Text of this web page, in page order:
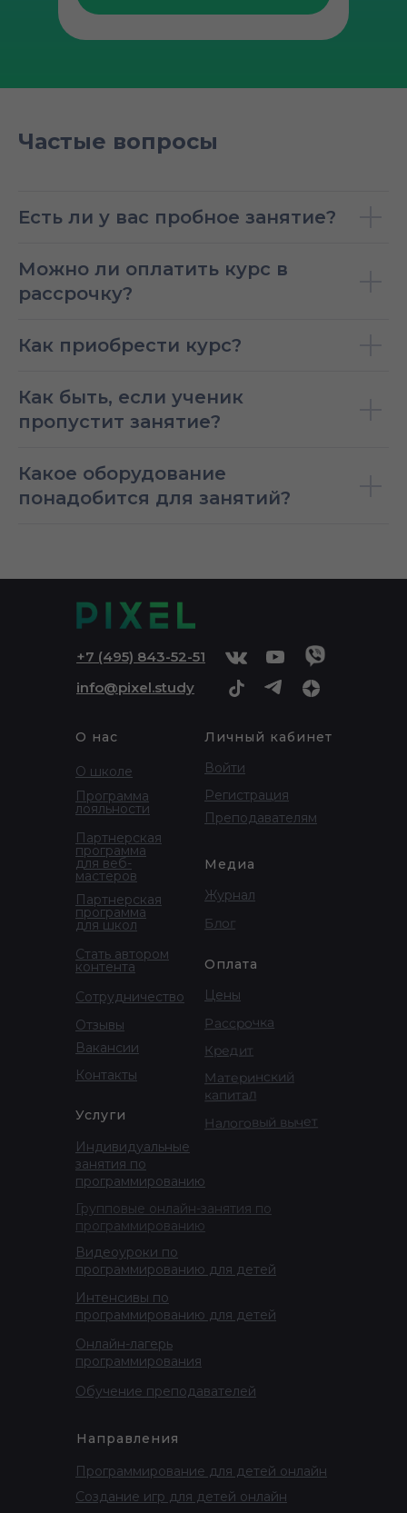
Частые вопросы
Есть ли у вас пробное занятие?
Можно ли оплатить курс в
рассрочку?
Как приобрести курс?
Как быть, если ученик
пропустит занятие?
Какое оборудование
понадобится для занятий?
+7 (495) 843-52-51
info@pixel.study
О нас
О школе
Отзывы
Сотрудничество
Партнерская
программа
для веб-
мастеров
Партнерская
программа
для школ
Стать автором
контента
Вакансии
Контакты
Программа
лояльности
Услуги
Видеоуроки по
программированию для детей
Интенсивы по
программированию для детей
Групповые онлайн-занятия по
программированию
Индивидуальные
занятия по
программированию
Онлайн-лагерь
программирования
Обучение преподавателей
Направления
Программирование для детей онлайн
Создание игр для детей онлайн
Личный кабинет
Войти
Регистрация
Преподавателям
Медиа
Журнал
Блог
Оплата
Цены
Рассрочка
Кредит
Материнский
капитал
Налоговый вычет